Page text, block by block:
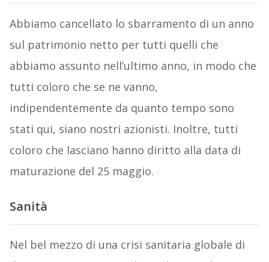
Abbiamo cancellato lo sbarramento di un anno
sul patrimonio netto per tutti quelli che
abbiamo assunto nell’ultimo anno, in modo che
tutti coloro che se ne vanno,
indipendentemente da quanto tempo sono
stati qui, siano nostri azionisti. Inoltre, tutti
coloro che lasciano hanno diritto alla data di
maturazione del 25 maggio.
Sanità
Nel bel mezzo di una crisi sanitaria globale di